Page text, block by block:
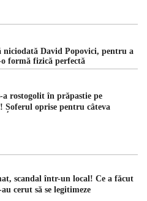
niciodată David Popovici, pentru a
formă fizică perfectă
a rostogolit în prăpastie pe
Șoferul oprise pentru câteva
scandal într-un local! Ce a făcut
cerut să se legitimeze